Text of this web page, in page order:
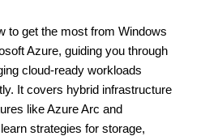
to get the most from Windows
Azure, guiding you through
cloud-ready workloads
It covers hybrid infrastructure
like Azure Arc and
strategies for storage,